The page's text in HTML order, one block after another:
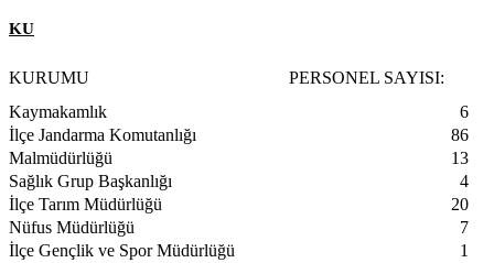
KU
KURUMU PERSONEL SAYISI:
Kaymakamlık
6
İlçe Jandarma Komutanlığı
86
Malmüdürlüğü
13
Sağlık Grup Başkanlığı
4
İlçe Tarım Müdürlüğü
20
Nüfus Müdürlüğü
7
İlçe Gençlik ve Spor Müdürlüğü
1